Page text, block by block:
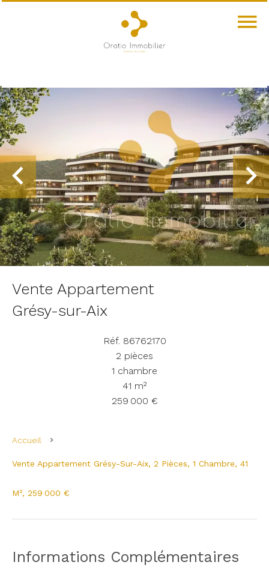
Vente Appartement
Grésy-sur-Aix
Réf. 86762170
2 pièces
1 chambre
41 m²
259 000 €
Accueil
Vente Appartement Grésy-Sur-Aix, 2 Pièces, 1 Chambre, 41
M², 259 000 €
Informations Complémentaires